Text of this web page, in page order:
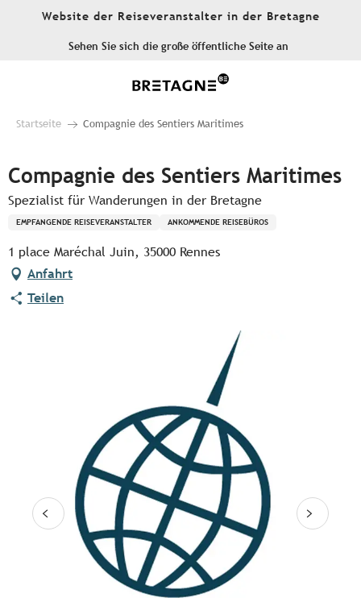
Website der Reiseveranstalter in der Bretagne
Sehen Sie sich die große öffentliche Seite an
Startseite Compagnie des Sentiers Maritimes
Compagnie des Sentiers Maritimes
Spezialist für Wanderungen in der Bretagne
EMPFANGENDE REISEVERANSTALTER ANKOMMENDE REISEBÜROS
1 place Maréchal Juin, 35000 Rennes
Anfahrt
Teilen